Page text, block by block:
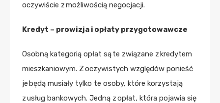
oczywiście z możliwością negocjacji.
Kredyt – prowizja i opłaty przygotowawcze
Osobną kategorią opłat są te związane z kredytem
mieszkaniowym. Z oczywistych względów ponieść
je będą musiały tylko te osoby, które korzystają
z usług bankowych. Jedną z opłat, która pojawia się